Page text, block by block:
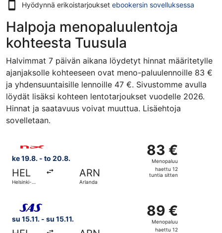
Hyödynnä erikoistarjoukset ebookersin sovelluksessa
Halpoja menopaluulentoja
kohteesta Tuusula
Halvimmat 7 päivän aikana löydetyt hinnat määritetylle
ajanjaksolle kohteeseen ovat meno-paluulennoille 83 €
ja yhdensuuntaisille lennoille 47 €. Sivustomme avulla
löydät lisäksi kohteen lentotarjoukset vuodelle 2026.
Hinnat ja saatavuus voivat muuttua. Lisäehtoja
sovelletaan.
ke 19.8. - to 20.8.
HEL
Helsinki-
ARN
Arlanda
83 €
Menopaluu,
haettu
12
83 €
Menopaluu
haettu 12
tuntia sitten
su 15.11. - su 15.11.
89 €
Menopaluu,
haettu
89 €
Menopaluu
haettu 12
Valitse lentoyhtiön Scandinavian Airlines lento, lähtö su